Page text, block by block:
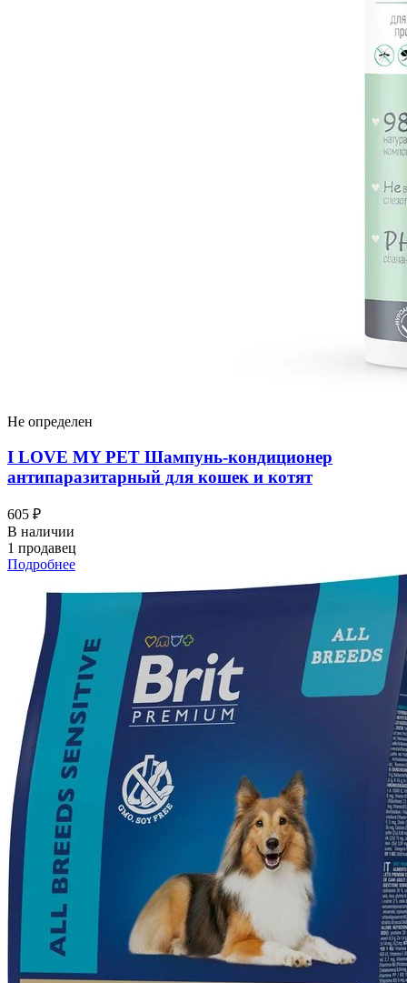
Не определен
I LOVЕ MY PET Шампунь-кондиционер
антипаразитарный для кошек и котят
605 ₽
В наличии
1 продавец
Подробнее